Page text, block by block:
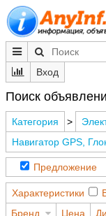
Вход
Поиск
Категория >
Навигатор GPS,
Предложение
Характеристики
Бренд
Цена